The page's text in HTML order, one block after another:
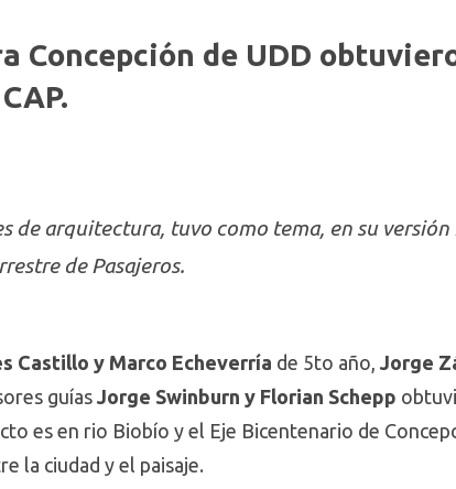
Concepción de UDD
de arquitectura, tuvo como tema, en su
de Pasajeros.
Castillo y Marco Echeverría de 5to año, Jorge
guíasJorge Swinburn y Florian Schepp
es en rio Biobío y el Eje Bicentenario de
la ciudad y el paisaje.